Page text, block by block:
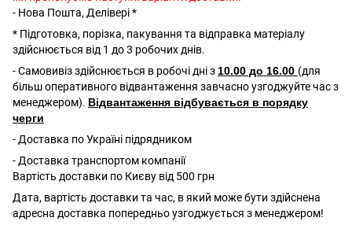
- Нова Пошта, Делівері *
* Підготовка, порізка, пакування та відправка матеріалу
здійснюється від 1 до 3 робочих днів.
- Самовивіз здійснюється в робочі дні з 10.00 до 16.00 (для
більш оперативного відвантаження завчасно узгоджуйте час з
менеджером). Відвантаження відбувається в порядку
черги
- Доставка по Україні підрядником
- Доставка транспортом компанії
Вартість доставки по Києву від 500 грн
Дата, вартість доставки та час, в який може бути здійснена
адресна доставка попередньо узгоджується з менеджером!